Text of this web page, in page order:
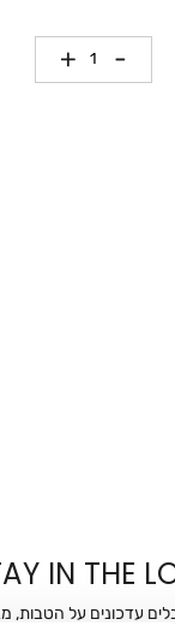
כמות
IN THE
עדכונים על הטבות,